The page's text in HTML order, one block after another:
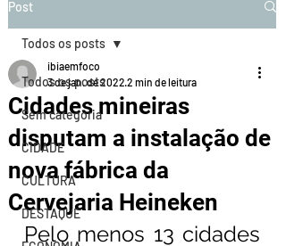
Post
Todos os posts
Sem categoria
CIDADE
CULTURA
DESTAQUE
Todos os posts
Cidades mineiras
disputam a instalação de
nova fábrica da
Cervejaria Heineken
ibiaemfoco
3 de jan. de 2022 2 min de leitura
Pelo menos 13 cidades